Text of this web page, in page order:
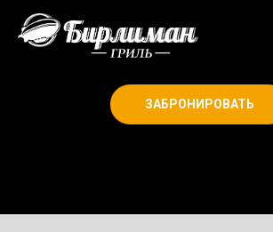
ЗАБРОНИРОВАТЬ